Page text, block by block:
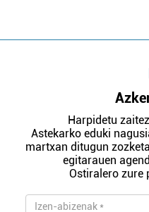
Harpidetu
Astekarko eduki
martxan ditugun
egitarauen
Ostiralero zure